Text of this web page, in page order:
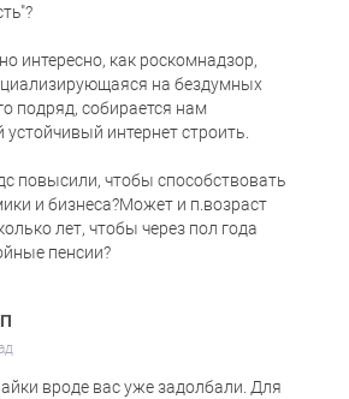
интересно, как роскомнадзор,
на бездумных
подряд, собирается нам
интернет строить.
повысили, чтобы способствовать
и бизнеса?Может и п.возраст
лет, чтобы через пол года
пенсии?
вроде вас уже задолбали. Для